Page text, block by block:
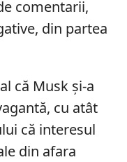
comentarii,
din partea
că Musk și-a
cu atât
că interesul
din afara